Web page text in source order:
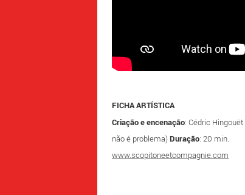
FICHA ARTÍSTICA
Criação e encenação: Cédric Hingouët
não é problema)Duração: 20 min.
www.scopitoneetcompagnie.com